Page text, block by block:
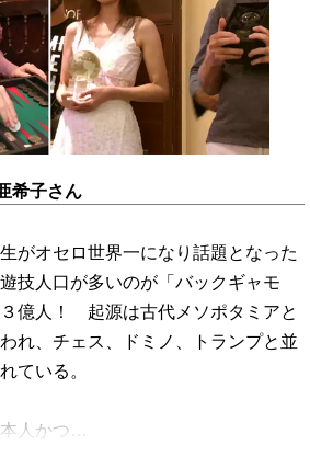
希子さん
がオセロ世界一になり話題となった
技人口が多いのが「バックギャモ
億人！ 起源は古代メソポタミアと
れ、チェス、ドミノ、トランプと並
ている。
人かつ…